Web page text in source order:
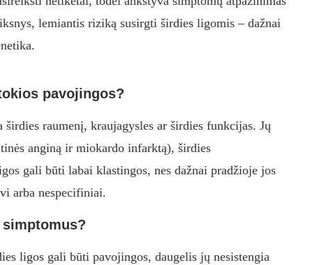
lemiantis riziką susirgti širdies ligomis – dažnai
pavojingos?
raumenį, kraujagysles ar širdies funkcijas. Jų
anginą ir miokardo infarktą), širdies
gali būti labai klastingos, nes dažnai pradžioje jos
arba nespecifiniai.
ligos gali būti pavojingos, daugelis jų nesistengia